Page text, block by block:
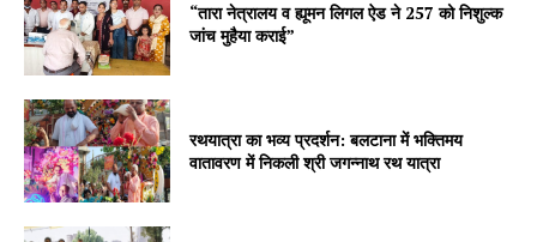
“तारा नेत्रालय व ह्यूमन लिगल ऐड ने 257 को निशुल्क
जांच मुहैया कराई”
रथयात्रा का भव्य प्रदर्शन: बलटाना में भक्तिमय
वातावरण में निकली श्री जगन्नाथ रथ यात्रा